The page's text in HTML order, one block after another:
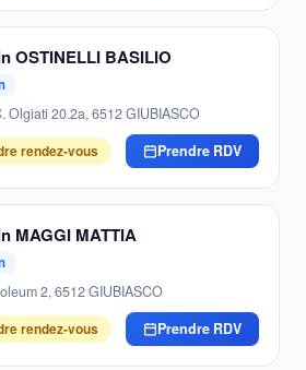
OSTINELLI BASILIO
Olgiati 20.2a, 6512 GIUBIASCO
rendez-vous
Prendre RDV
MAGGI MATTIA
2, 6512 GIUBIASCO
rendez-vous
Prendre RDV